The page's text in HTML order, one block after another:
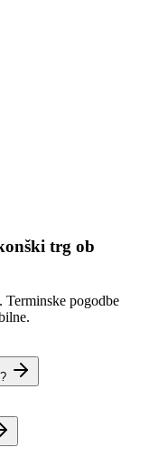
trg ob
Terminske pogodbe